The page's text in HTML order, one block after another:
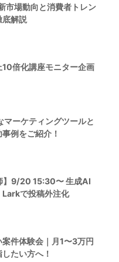
市場動向と消費者トレン
底解説
倍化講座モニター企画
ーケティングツールと
例をご紹介！
】9/20 15:30〜 生成AI
Larkで投稿外注化
件体験会｜月1〜3万円
たい方へ！